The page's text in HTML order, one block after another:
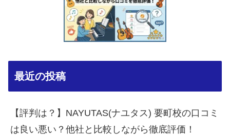
最近の投稿
【評判は？】NAYUTAS(ナユタス) 要町校の口コミ
は良い悪い？他社と比較しながら徹底評価！